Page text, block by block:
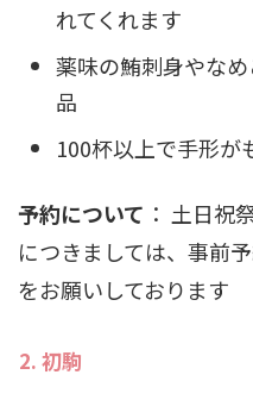
れてくれます
薬味の鮪刺身やな
品
100杯以上で手形が
予約について ： 土日祝
につきましては、事前
をお願いしております
2. 初駒